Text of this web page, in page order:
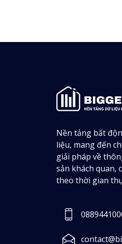
Nền tảng bất
liệu, mang đến
giải pháp về
sản khách quan,
theo thời gian